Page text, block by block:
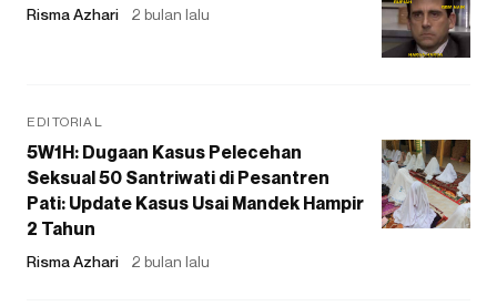
Risma Azhari 2 bulan lalu
EDITORIAL
5W1H: Dugaan Kasus Pelecehan
Seksual 50 Santriwati di Pesantren
Pati: Update Kasus Usai Mandek Hampir
2 Tahun
Risma Azhari 2 bulan lalu